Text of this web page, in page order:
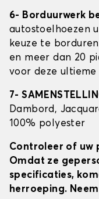
6- Borduurwerk
autostoelhoezen
keuze te
en meer dan 20
voor deze ultieme
7-
Dambord,
100% polyester
Controleer of uw
Omdat ze
specificaties,
herroeping.